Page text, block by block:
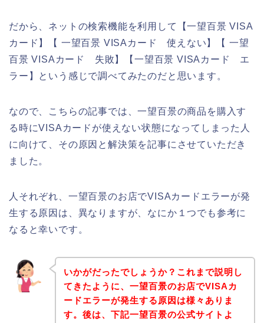
だから、ネットの検索機能を利用して【一望百景 VISA
カード】【 一望百景 VISAカード 使えない】【 一望
百景 VISAカード 失敗】【一望百景 VISAカード エ
ラー】という感じで調べてみたのだと思います。
なので、こちらの記事では、一望百景の商品を購入す
る時にVISAカードが使えない状態になってしまった人
に向けて、その原因と解決策を記事にさせていただき
ました。
人それぞれ、一望百景のお店でVISAカードエラーが発
生する原因は、異なりますが、なにか１つでも参考に
なると幸いです。
いかがだったでしょうか？これまで説明し
てきたように、一望百景のお店でVISAカ
ードエラーが発生する原因は様々ありま
す。後は、下記一望百景の公式サイトよ